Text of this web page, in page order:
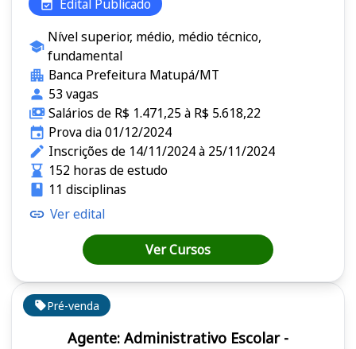
Pré-venda
Agente: Administrativo Escolar -
Edital Publicado
Nível superior, médio, médio técnico,
fundamental
Banca Prefeitura Matupá/MT
53 vagas
Salários de R$ 1.471,25 à R$ 5.618,22
Prova dia 01/12/2024
Inscrições de 14/11/2024 à 25/11/2024
152 horas de estudo
11 disciplinas
Ver edital
Ver Cursos